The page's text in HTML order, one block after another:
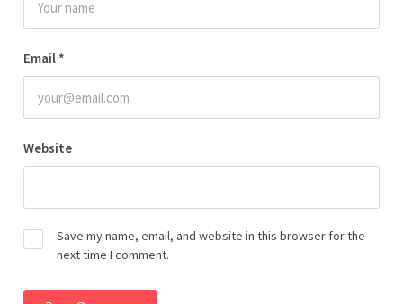
Email *
Website
Save my name, email, and website in this browser for the
next time I comment.